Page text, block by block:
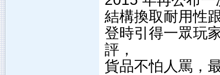
結構換取耐用性
登時引得一眾玩
評，
貨品不怕人罵，